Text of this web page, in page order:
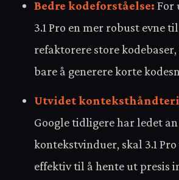
Bedre kodeforståelse: For
3.1 Pro en mer robust evne
refaktorere store kodebaser,
bare å generere korte
Utvidet
Google tidligere har ledet
kontekstvinduer, skal 3.1
effektiv til å hente ut presis